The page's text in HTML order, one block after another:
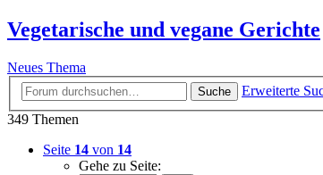
Vegetarische und vegane Gerichte
Neues Thema
Suche
Erweiterte
349 Themen
Seite 14 von 14
Gehe zu Seite: